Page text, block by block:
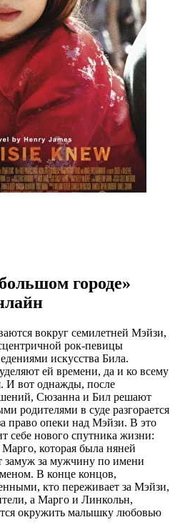
городе»
вокруг семилетней Мэйзи,
рок-певицы
искусства Била.
ей времени, да и ко всему
И вот однажды, после
Сюзанна и Бил решают
родителями в суде разгорается
право опеки над Мэйзи. В это
себе нового спутника жизни:
которая была няней
замуж за мужчину по имени
В конце концов,
кто переживает за Мэйзи,
а Марго и Линкольн,
окружить малышку любовью